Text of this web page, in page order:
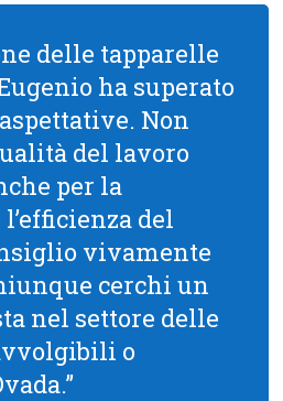
delle tapparelle
ha superato
Non
del lavoro
per la
del
vivamente
cerchi un
nel settore delle
o